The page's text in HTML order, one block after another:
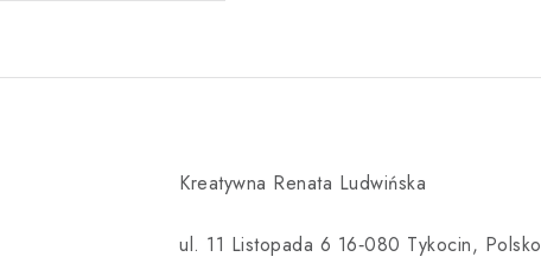
Kreatywna Renata Ludwińska
ul. 11 Listopada 6 16‑080 Tykocin, Polsko